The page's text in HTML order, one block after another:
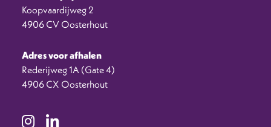
Koopvaardijweg 2
4906 CV Oosterhout
Adres voor afhalen
Rederijweg 1A (Gate 4)
4906 CX Oosterhout